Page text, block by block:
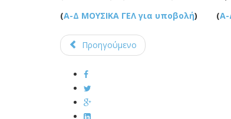
(Α-Δ ΜΟΥΣΙΚΑ ΓΕΛ για υποβολή) (Α-
Προηγούμενο